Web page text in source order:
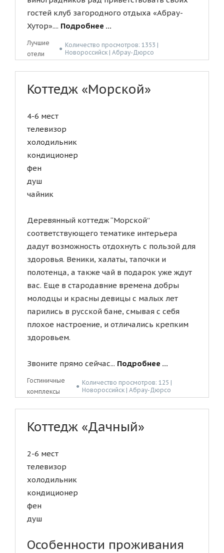
гостей клуб загородного отдыха «Абрау-
Хутор».... Подробнее ...
Лучшие
отели
● Количество просмотров: 1353 |
Новороссийск | Абрау-Дюрсо
Коттедж «Морской»
4-6 мест
телевизор
холодильник
кондиционер
фен
душ
чайник
Деревянный коттедж “Морской”
соответствующего тематике интерьера
дадут возможность отдохнуть с пользой для
здоровья. Веники, халаты, тапочки и
полотенца, а также чай в подарок уже ждут
вас. Еще в стародавние времена добры
молодцы и красны девицы с малых лет
парились в русской бане, смывая с себя
плохое настроение, и отличались крепким
здоровьем.
Звоните прямо сейчас... Подробнее ...
Гостиничные
комплексы
● Количество просмотров: 125 |
Новороссийск | Абрау-Дюрсо
Коттедж «Дачный»
2-6 мест
телевизор
холодильник
кондиционер
фен
душ
Особенности проживания